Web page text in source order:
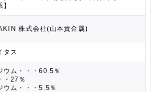
株式会社(山本貴金属)
タス
ウム・・・60.5％
・27％
ウム・・・5.5％